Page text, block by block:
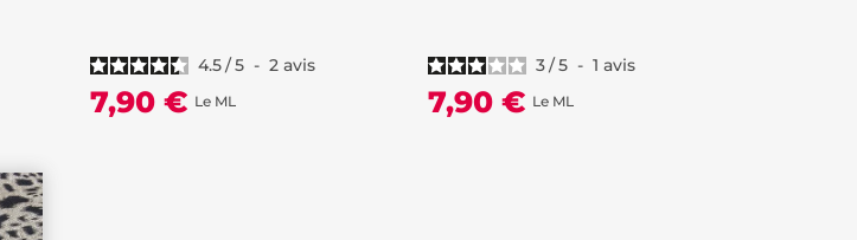
4.5/5 - 2 avis
7,90 € Le ML
3/5 - 1 avis
7,90 € Le ML